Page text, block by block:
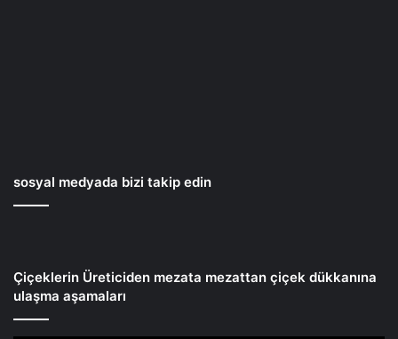
sosyal medyada bizi takip edin
Çiçeklerin Üreticiden mezata mezattan çiçek dükkanına
ulaşma aşamaları